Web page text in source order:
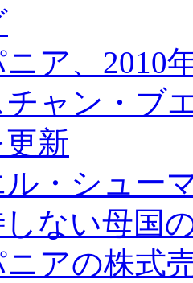
ニア、2010
チャン・ブ
新
ル・シュー
ない母国
ニアの株式